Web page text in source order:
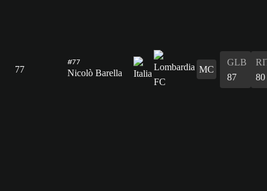
77
#77
Nicolò Barella MC
GLB
87
80